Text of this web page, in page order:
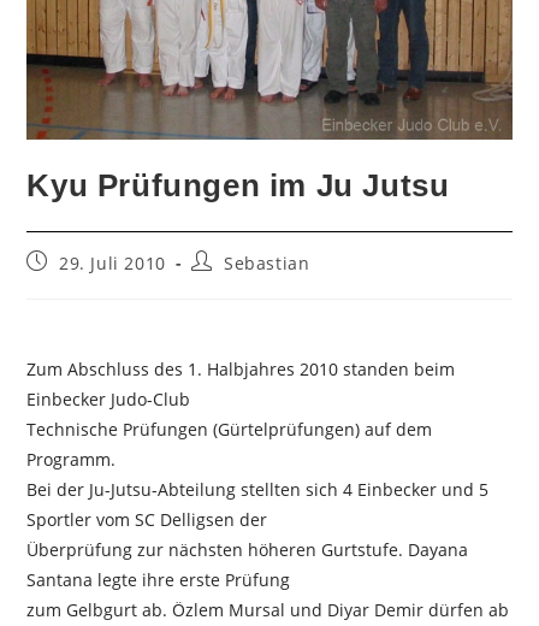
Kyu Prüfungen im Ju Jutsu
Beitrag29. Juli 2010
Beitrags-
Sebastian
Zum Abschluss des 1. Halbjahres 2010 standen beim
Einbecker Judo-Club
Technische Prüfungen (Gürtelprüfungen) auf dem
Programm.
Bei der Ju-Jutsu-Abteilung stellten sich 4 Einbecker und 5
Sportler vom SC Delligsen der
Überprüfung zur nächsten höheren Gurtstufe. Dayana
Santana legte ihre erste Prüfung
zum Gelbgurt ab. Özlem Mursal und Diyar Demir dürfen ab